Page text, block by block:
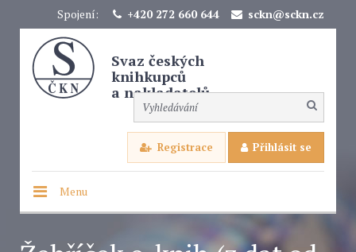
Spojení: +420 272 660 644 sckn@sckn.cz
Svaz českých
knihkupců
a nakladatelů
Registrace Přihlásit se
Menu